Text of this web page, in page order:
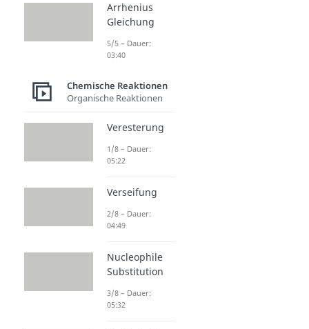
Arrhenius
Gleichung
5/5 – Dauer:
03:40
Chemische Reaktionen
Organische Reaktionen
Veresterung
1/8 – Dauer:
05:22
Verseifung
2/8 – Dauer:
04:49
Nucleophile
Substitution
3/8 – Dauer:
05:32